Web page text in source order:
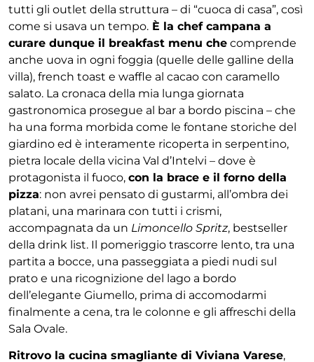
tutti gli outlet della struttura – di “cuoca di casa”, così
come si usava un tempo. È la chef campana a
curare dunque il breakfast menu che comprende
anche uova in ogni foggia (quelle delle galline della
villa), french toast e waffle al cacao con caramello
salato. La cronaca della mia lunga giornata
gastronomica prosegue al bar a bordo piscina – che
ha una forma morbida come le fontane storiche del
giardino ed è interamente ricoperta in serpentino,
pietra locale della vicina Val d’Intelvi – dove è
protagonista il fuoco, con la brace e il forno della
pizza: non avrei pensato di gustarmi, all’ombra dei
platani, una marinara con tutti i crismi,
accompagnata da un Limoncello Spritz, bestseller
della drink list. Il pomeriggio trascorre lento, tra una
partita a bocce, una passeggiata a piedi nudi sul
prato e una ricognizione del lago a bordo
dell’elegante Giumello, prima di accomodarmi
finalmente a cena, tra le colonne e gli affreschi della
Sala Ovale.
Ritrovo la cucina smagliante di Viviana Varese,